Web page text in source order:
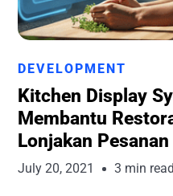
Runchise Team
DEVELOPMENT
Kitchen Display
Membantu
Lonjakan Pesanan
July 20, 2021 3 min read